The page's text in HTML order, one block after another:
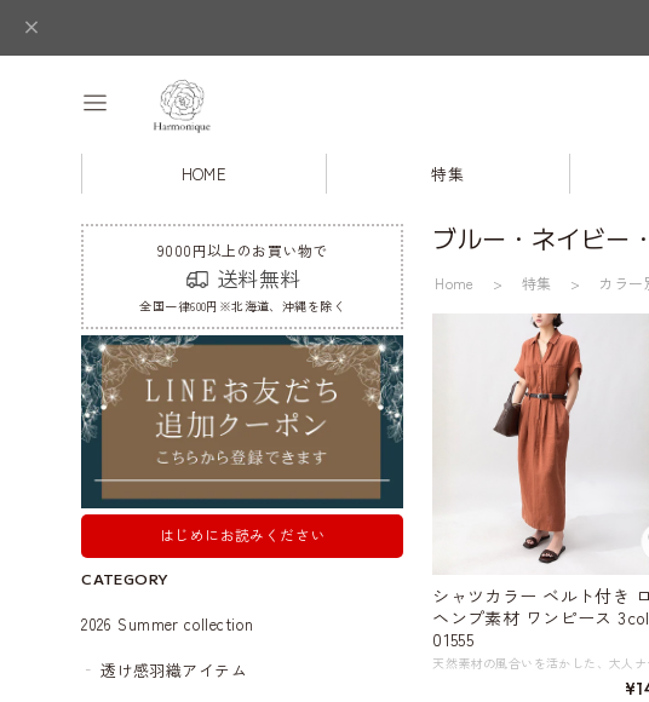
HOME 特集
9000円以上のお買い物で
送料無料
全国一律600円※北海道、沖縄を除く
はじめにお読みください
CATEGORY
2026 Summer collection
透け感羽織アイテム
ブルー・ネイビー
Home 特集 カラー
シャツカラー ベルト付き
ヘンプ素材 ワンピース
01555